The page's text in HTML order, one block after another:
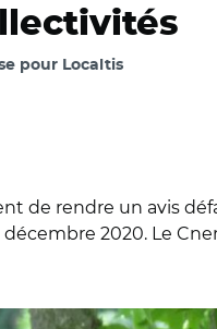
pour Localtis
de rendre un avis
2020. Le